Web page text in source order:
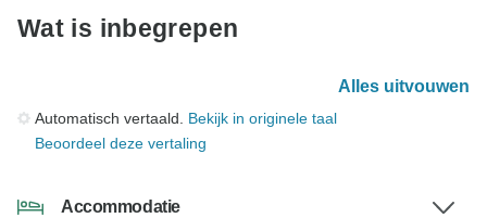
Wat is inbegrepen
Alles uitvouwen
Automatisch vertaald. Bekijk in originele taal
Beoordeel deze vertaling
Accommodatie